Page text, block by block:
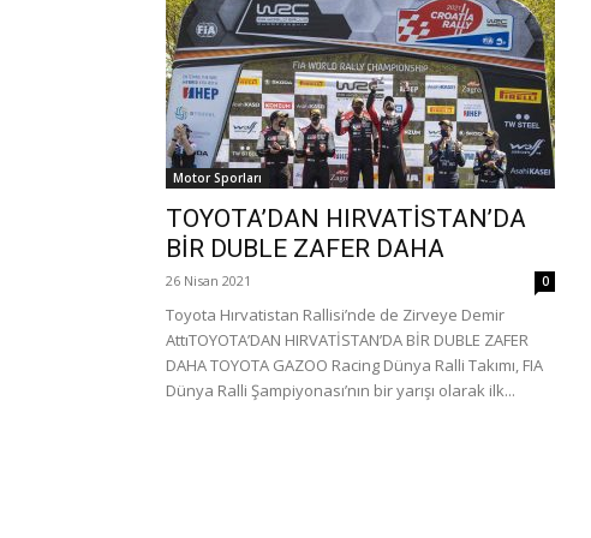
Motor Sporları
TOYOTA’DAN HIRVATİSTAN’DA
BİR DUBLE ZAFER DAHA
26 Nisan 2021 0
Toyota Hırvatistan Rallisi’nde de Zirveye Demir
AttıTOYOTA’DAN HIRVATİSTAN’DA BİR DUBLE ZAFER
DAHA TOYOTA GAZOO Racing Dünya Ralli Takımı, FIA
Dünya Ralli Şampiyonası’nın bir yarışı olarak ilk...